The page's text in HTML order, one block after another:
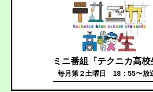
ミニ番組『テクニカ高校
毎月第２土曜日 18：55〜放